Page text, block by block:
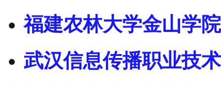
福建农林大学金山学院
武汉信息传播职业技